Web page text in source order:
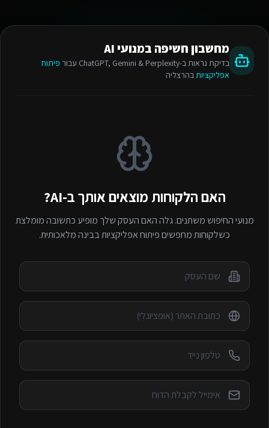
מחשבון חשיפה במנועי AI
בדיקת נראות ב-ChatGPT, Gemini & Perplexity עבור
פיתוח
אפליקציותבהרצליה
האם הלקוחות מוצאים אותך ב-AI?
מנועי החיפוש משתנים. גלה האם העסק שלך מופיע כתשובה מומלצת
כשלקוחות מחפשיםפיתוח אפליקציותבבינה מלאכותית.